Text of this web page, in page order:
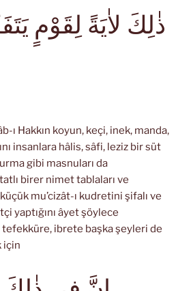
ذٰلِكَ لاٰيَةً لِقَوْمٍ
ı Hakkın koyun, keçi, inek, manda,
insanlara hâlis, sâfi, leziz bir süt
gibi masnuları da
birer nimet tablaları ve
mu’cizât-ı kudretini şifalı ve
yaptığını âyet şöylece
ibrete başka şeyleri de
için